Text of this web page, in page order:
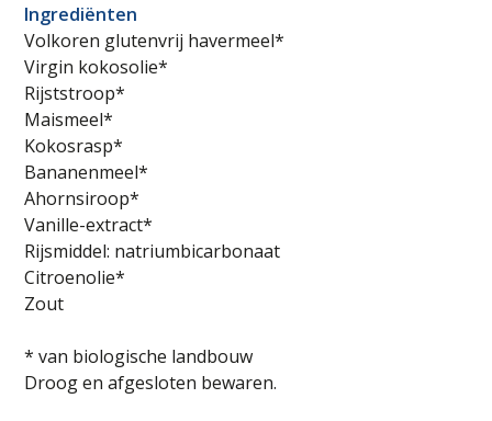
Ingrediënten
Volkoren glutenvrij havermeel*
Virgin kokosolie*
Rijststroop*
Maismeel*
Kokosrasp*
Bananenmeel*
Ahornsiroop*
Vanille-extract*
Rijsmiddel: natriumbicarbonaat
Citroenolie*
Zout
* van biologische landbouw
Droog en afgesloten bewaren.